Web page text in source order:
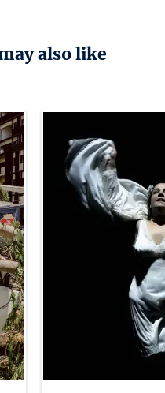
also like